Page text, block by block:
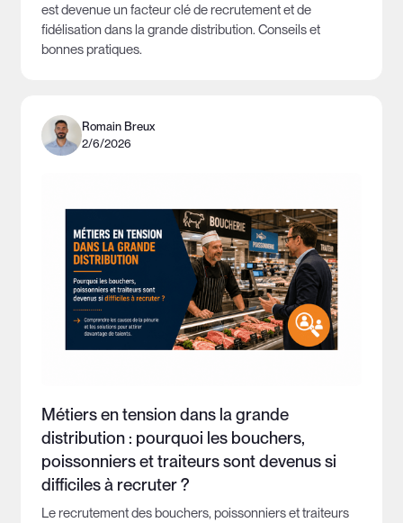
est devenue un facteur clé de recrutement et de
fidélisation dans la grande distribution. Conseils et
bonnes pratiques.
Romain Breux
2/6/2026
Métiers en tension dans la grande
distribution : pourquoi les bouchers,
poissonniers et traiteurs sont devenus si
difficiles à recruter ?
Le recrutement des bouchers, poissonniers et traiteurs